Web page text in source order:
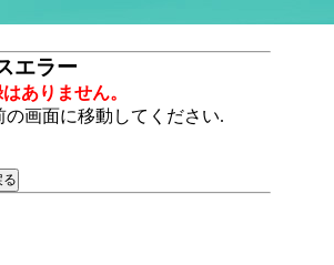
エラー
ありません。
画面に移動してください.